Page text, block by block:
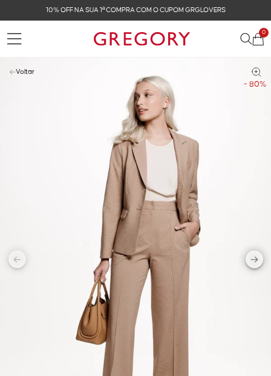
O CUPOM GRGLOVERS FRETE GRÁTIS NAS
0
- 80%
Voltar